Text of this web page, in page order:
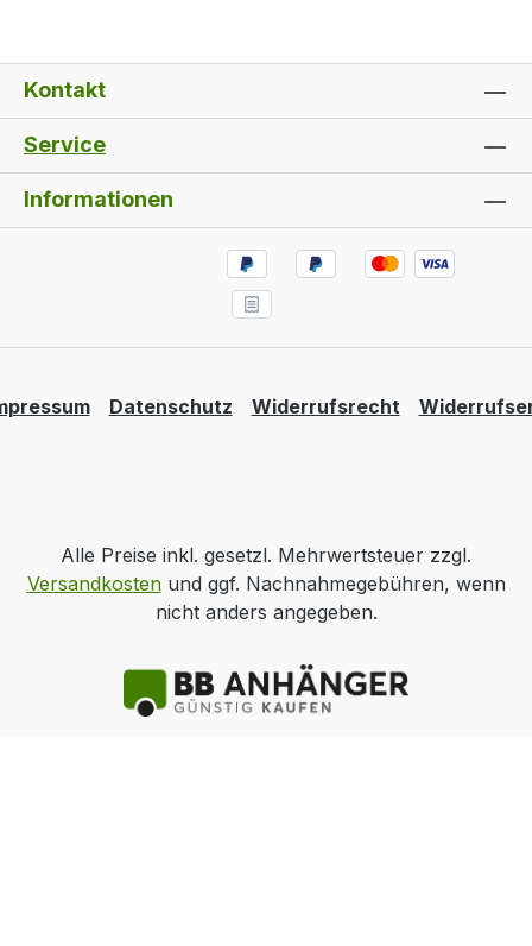
Kontakt
Service
Informationen
Datenschutz Widerrufsrecht
Alle Preise inkl. gesetzl. Mehrwertsteuer zzgl.
Versandkostenund ggf. Nachnahmegebühren, wenn
nicht anders angegeben.